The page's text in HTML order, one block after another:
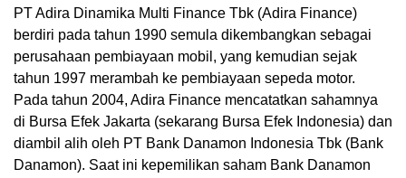
PT Adira Dinamika Multi Finance Tbk (Adira Finance)
berdiri pada tahun 1990 semula dikembangkan sebagai
perusahaan pembiayaan mobil, yang kemudian sejak
tahun 1997 merambah ke pembiayaan sepeda motor.
Pada tahun 2004, Adira Finance mencatatkan sahamnya
di Bursa Efek Jakarta (sekarang Bursa Efek Indonesia) dan
diambil alih oleh PT Bank Danamon Indonesia Tbk (Bank
Danamon). Saat ini kepemilikan saham Bank Danamon